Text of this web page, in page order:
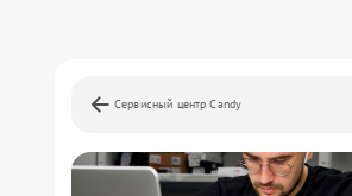
Сервисный центр Candy